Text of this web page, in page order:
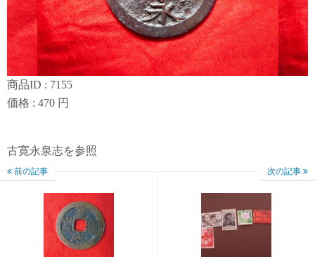
商品ID : 7155
価格 : 470 円
古寛永泉志を参照
前の記事 次の記事